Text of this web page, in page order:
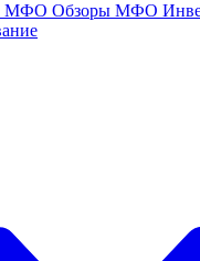
МФО Обзоры МФО